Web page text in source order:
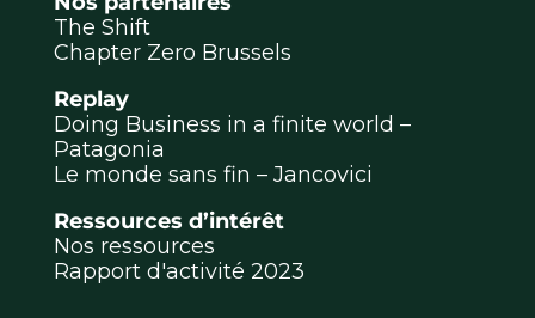
The Shift
Chapter Zero Brussels
Replay
Doing Business in a finite world –
Patagonia
Le monde sans fin – Jancovici
Ressources d’intérêt
Nos ressources
Rapport d'activité 2023